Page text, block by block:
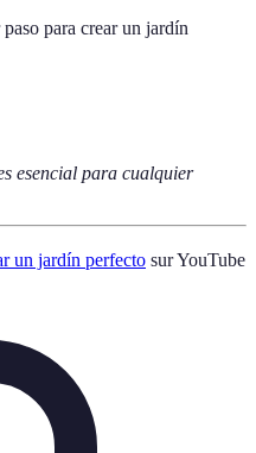
para crear un jardín
esencial para cualquier
un jardín perfecto sur YouTube